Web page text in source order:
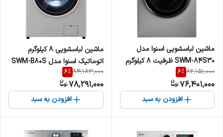
ماشین لباسشویی اسنوا مدل
SWM-84S30 ظرفیت 8 کیلوگرم
82,151,000
6%
76,401,000
افزودن به سبد
ماشین لباسشویی 8 کیلوگرم
اتوماتیک اسنوا مدل SWM-B80S
84,183,000
6%
78,291,000
افزودن به سبد